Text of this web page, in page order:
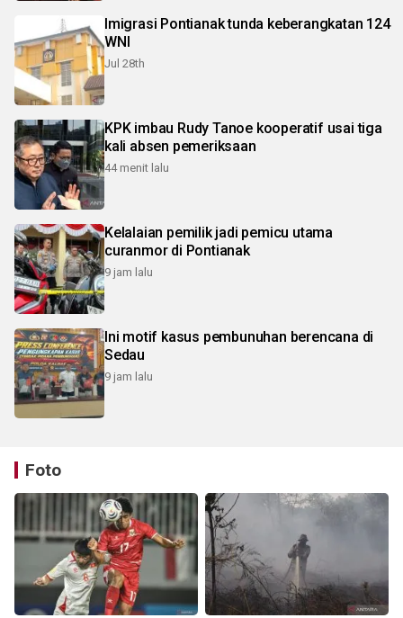
Imigrasi Pontianak tunda keberangkatan 124
WNI
Jul 28th
KPK imbau Rudy Tanoe kooperatif usai tiga
kali absen pemeriksaan
44 menit lalu
Kelalaian pemilik jadi pemicu utama
curanmor di Pontianak
9 jam lalu
Ini motif kasus pembunuhan berencana di
Sedau
9 jam lalu
Foto